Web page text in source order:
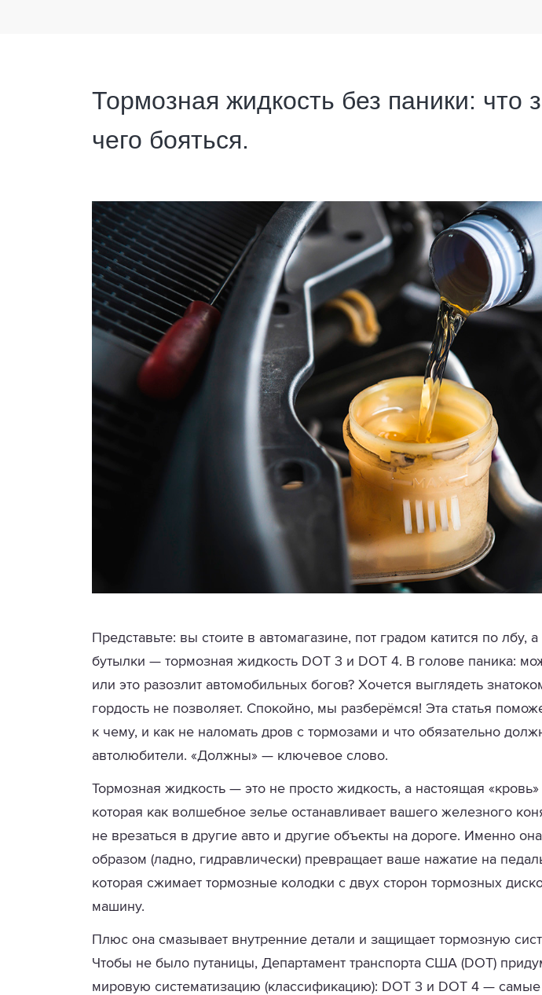
Тормозная жидкость без паники: что
чего бояться.
Представьте: вы стоите в автомагазине, пот градом катится по лбу,
бутылки — тормозная жидкость DOT 3 и DOT 4. В голове паника:
или это разозлит автомобильных богов? Хочется выглядеть
гордость не позволяет. Спокойно, мы разберёмся! Эта статья
к чему, и как не наломать дров с тормозами и что обязательно
автолюбители. «Должны» — ключевое слово.
Тормозная жидкость — это не просто жидкость, а настоящая
которая как волшебное зелье останавливает вашего железного
не врезаться в другие авто и другие объекты на дороге. Именно
образом (ладно, гидравлически) превращает ваше нажатие на
которая сжимает тормозные колодки с двух сторон тормозных
машину.
Плюс она смазывает внутренние детали и защищает тормозную
Чтобы не было путаницы, Департамент транспорта США (DOT)
мировую систематизацию (классификацию): DOT 3 и DOT 4 —